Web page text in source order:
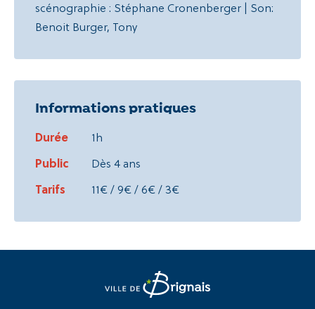
scénographie : Stéphane Cronenberger | Son:
Benoit Burger, Tony
Informations pratiques
Durée 1h
Public Dès 4 ans
Tarifs 11€ / 9€ / 6€ / 3€